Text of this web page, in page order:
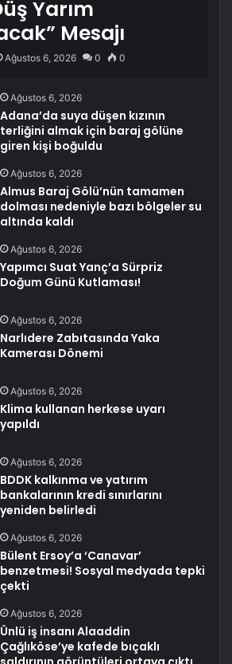
Yarım
Mesajı
Ağustos 6, 2026 0 0
Ağustos 6, 2026
Adana’da suya düşen kızının
terliğini almak için baraj gölüne
giren kişi boğuldu
Ağustos 6, 2026
Almus Baraj Gölü’nün tamamen
dolması nedeniyle bazı bölgeler su
altında kaldı
Ağustos 6, 2026
Yapımcı Suat Yanç’a Sürpriz
Doğum Günü Kutlaması!
Ağustos 6, 2026
Narlıdere Zabıtasında Yaka
Kamerası Dönemi
Ağustos 6, 2026
Klima kullanan herkese uyarı
yapıldı
Ağustos 6, 2026
BDDK kalkınma ve yatırım
bankalarının kredi sınırlarını
yeniden belirledi
Ağustos 6, 2026
Bülent Ersoy’a ‘Canavar’
benzetmesi! Sosyal medyada tepki
çekti
Ağustos 6, 2026
Ünlü iş insanı Alaaddin
Çağlıköse’ye kafede bıçaklı